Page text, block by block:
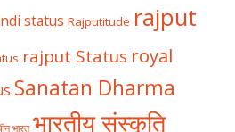
status Rajputitude rajput
rajput Status royal
Sanatan Dharma
भारत भारतीय संस्कृति